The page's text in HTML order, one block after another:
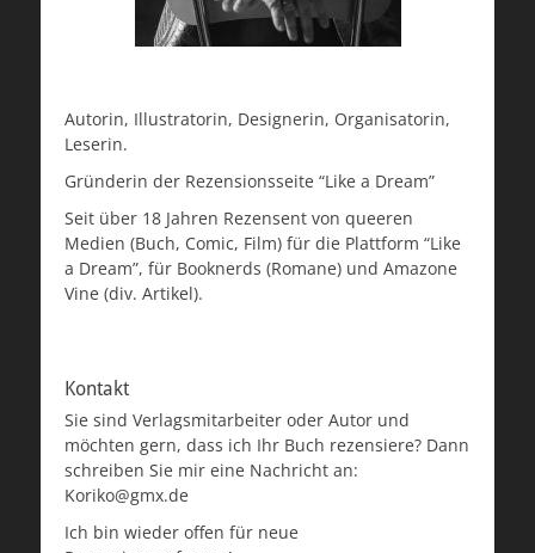
Autorin, Illustratorin, Designerin, Organisatorin,
Leserin.
Gründerin der Rezensionsseite “Like a Dream”
Seit über 18 Jahren Rezensent von queeren
Medien (Buch, Comic, Film) für die Plattform “Like
a Dream”, für Booknerds (Romane) und Amazone
Vine (div. Artikel).
Kontakt
Sie sind Verlagsmitarbeiter oder Autor und
möchten gern, dass ich Ihr Buch rezensiere? Dann
schreiben Sie mir eine Nachricht an:
Koriko@gmx.de
Ich bin wieder offen für neue